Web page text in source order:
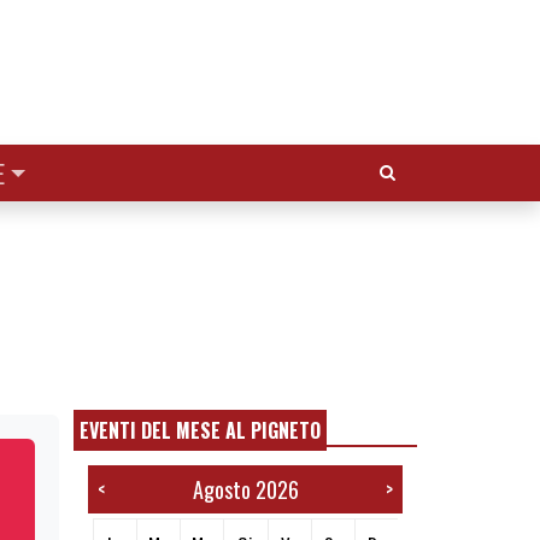
Cerca:
EVENTI DEL MESE AL PIGNETO
< Agosto 2026 >